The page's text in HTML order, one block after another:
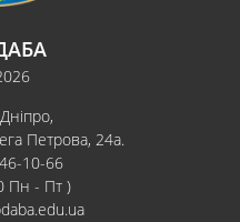
Петрова, 24а.
10-66
Пн - Пт )